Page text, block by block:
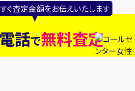
ぐ査定金額をお伝えいたします
話で無料査定